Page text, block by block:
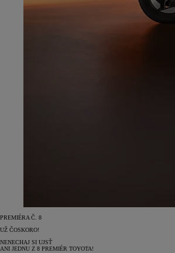
PREMIÉRA Č. 8
UŽ ČOSKORO!
NENECHAJ SI UJSŤ
ANI JEDNU Z 8 PREMIÉR TOYOTA!